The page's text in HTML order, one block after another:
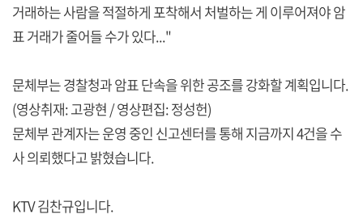
거래하는 사람을 적절하게 포착해서 처벌하는 게 이루어져야 암
표 거래가 줄어들 수가 있다..."
문체부는 경찰청과 암표 단속을 위한 공조를 강화할 계획입니다.
(영상취재: 고광현 / 영상편집: 정성헌)
문체부 관계자는 운영 중인 신고센터를 통해 지금까지 4건을 수
사 의뢰했다고 밝혔습니다.
KTV 김찬규입니다.